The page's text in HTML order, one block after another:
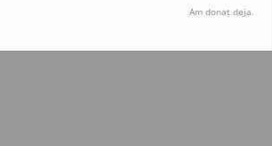
Hosterion
Am donat deja.